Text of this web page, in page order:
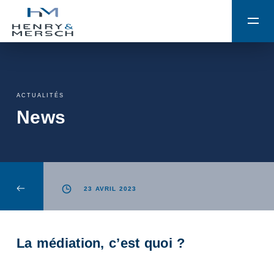
ACTUALITÉS
News
23 AVRIL 2023
La médiation, c’est quoi ?